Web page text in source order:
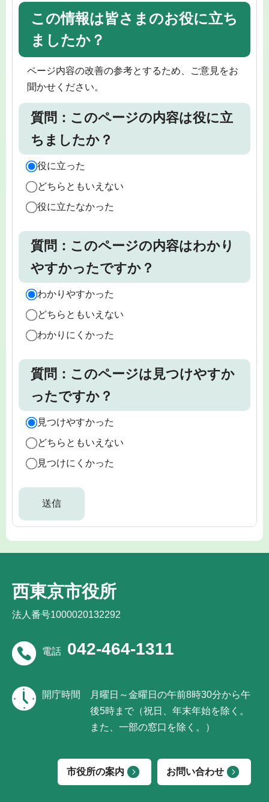
この情報は皆さまのお役に立ち
ましたか？
ページ内容の改善の参考とするため、ご意見をお
聞かせください。
質問：このページの内容は役に立
ちましたか？
役に立った
どちらともいえない
役に立たなかった
質問：このページの内容はわかり
やすかったですか？
わかりやすかった
どちらともいえない
わかりにくかった
質問：このページは見つけやすか
ったですか？
見つけやすかった
どちらともいえない
見つけにくかった
西東京市役所
法人番号1000020132292
電話 042-464-1311
開庁時間
月曜日～金曜日の午前8時30分から午
後5時まで（祝日、年末年始を除く。
また、一部の窓口を除く。）
市役所の案内 お問い合わせ